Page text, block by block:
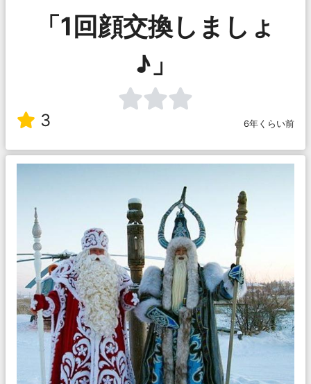
「1回顔交換しましょ
♪」
3 6年くらい前